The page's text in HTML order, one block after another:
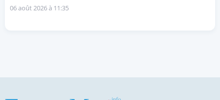
06 août 2026 à 11:35